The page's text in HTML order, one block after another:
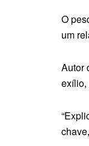
O
um
Autor
exílio,